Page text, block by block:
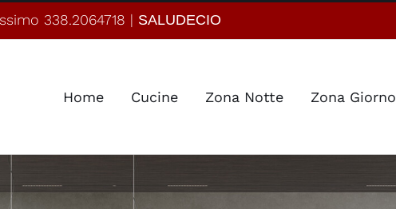
338.2064718 | SALUDECIO
Home Cucine Zona Notte Zona Giorno